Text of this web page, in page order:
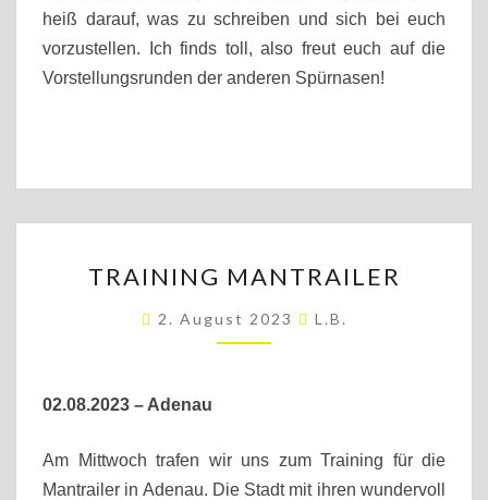
heiß darauf, was zu schreiben und sich bei euch
vorzustellen. Ich finds toll, also freut euch auf die
Vorstellungsrunden der anderen Spürnasen!
MANTRAILER
TRAINING MANTRAILER
2. August 2023 L.b.
02.08.2023 – Adenau
Am Mittwoch trafen wir uns zum Training für die
Mantrailer in Adenau. Die Stadt mit ihren wundervoll